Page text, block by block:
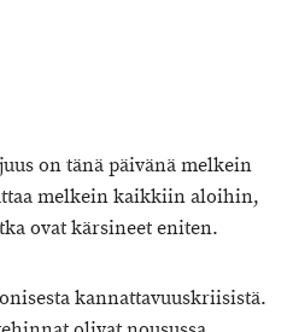
on tänä päivänä melkein
melkein kaikkiin aloihin,
ovat kärsineet eniten.
kannattavuuskriisistä.